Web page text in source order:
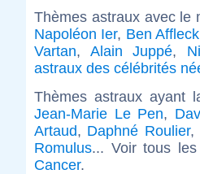
Thèmes astraux avec le
Napoléon Ier, Ben Affleck
Vartan, Alain Juppé,
astraux des célébrités
Thèmes astraux
Jean-Marie Le Pen,
Artaud, Daphné Roulier,
Romulus... Voir tous
Cancer.